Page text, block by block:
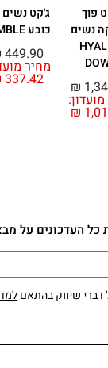
פוך
נשים
₪
₪
ג'קט
כובע NIMBLE
מחיר
337.42
449.90
כל העדכונים על
שיווק בהתאם